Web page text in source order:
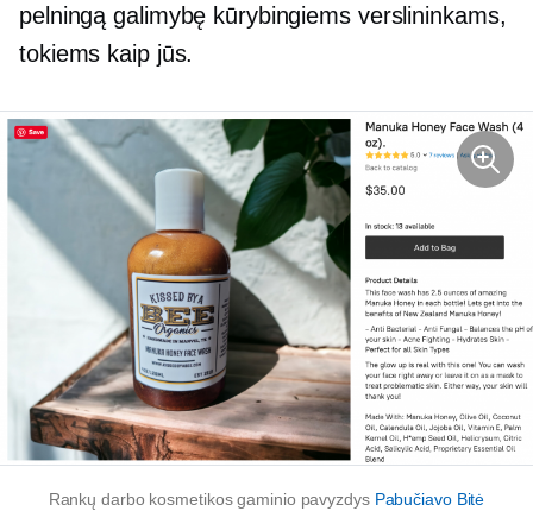
pelningą galimybę kūrybingiems verslininkams,
tokiems kaip jūs.
Rankų darbo kosmetikos gaminio pavyzdys Pabučiavo Bitė